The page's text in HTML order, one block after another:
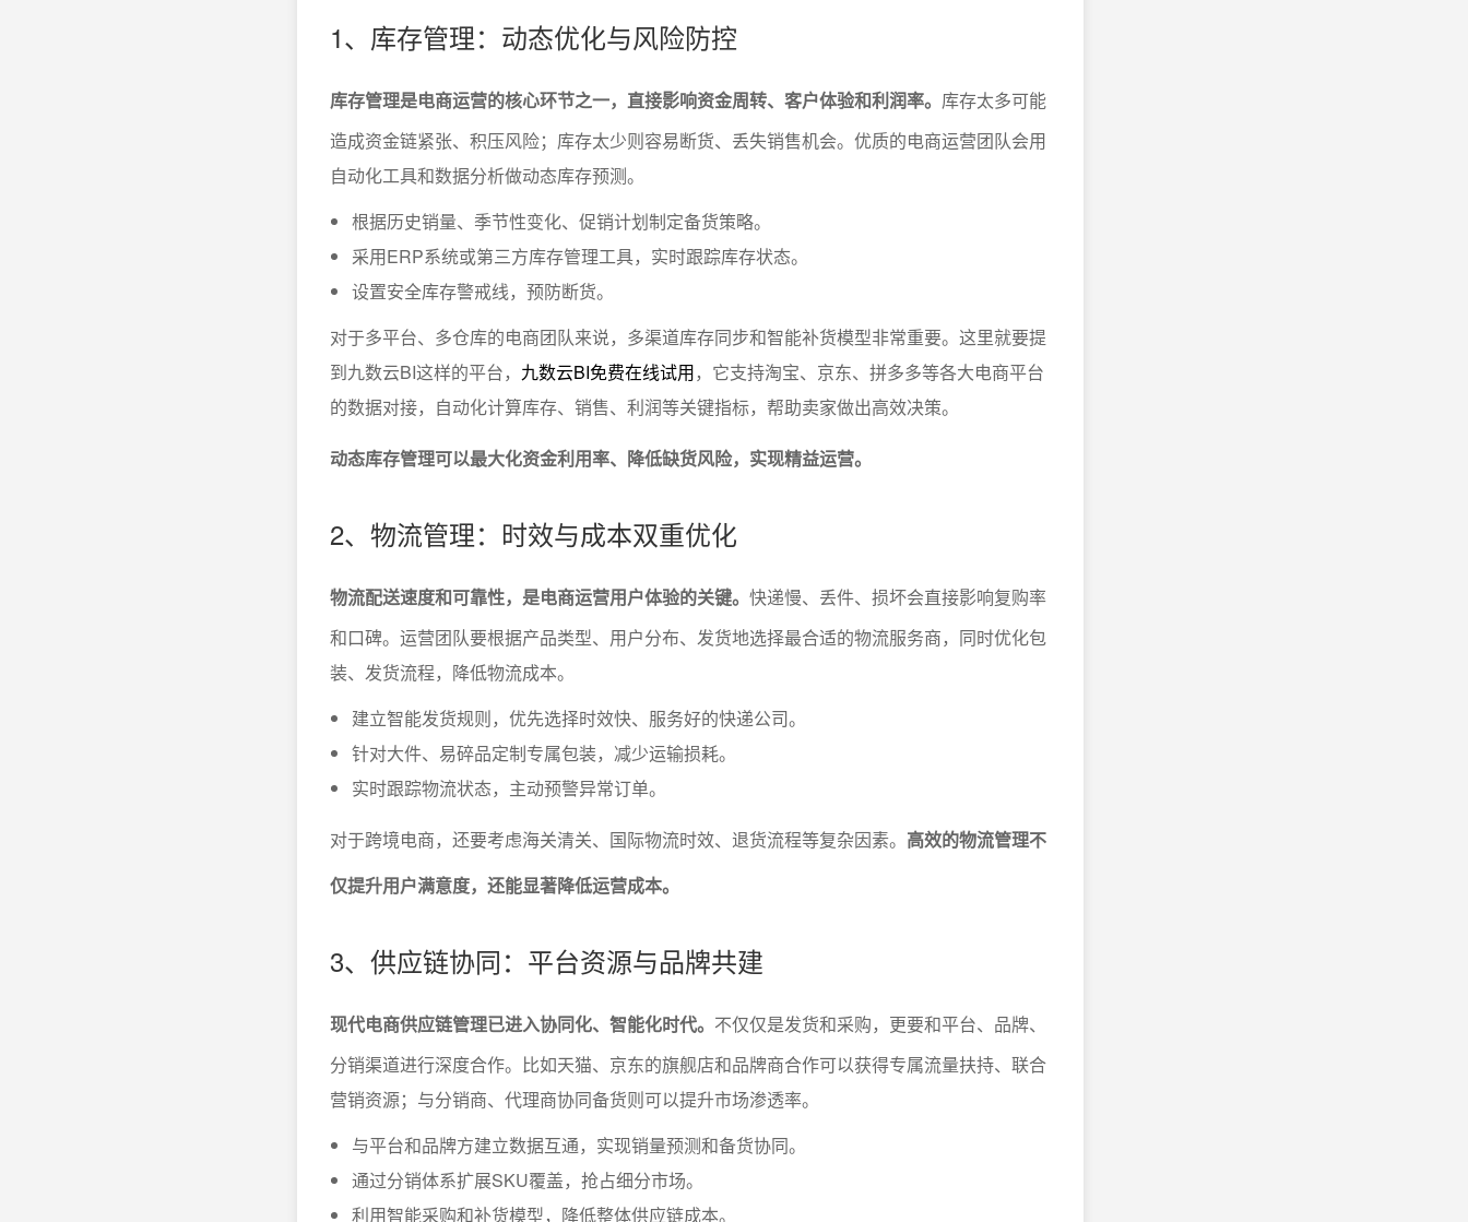
1、库存管理：动态优化与风险防控
库存管理是电商运营的核心环节之一，直接影响资金周转、客户体验和利润率。 库存太多可能
造成资金链紧张、积压风险；库存太少则容易断货、丢失销售机会。优质的电商运营团队会用
自动化工具和数据分析做动态库存预测。
根据历史销量、季节性变化、促销计划制定备货策略。
采用ERP系统或第三方库存管理工具，实时跟踪库存状态。
设置安全库存警戒线，预防断货。
对于多平台、多仓库的电商团队来说，多渠道库存同步和智能补货模型非常重要。这里就要提
到九数云BI这样的平台， 九数云BI免费在线试用，它支持淘宝、京东、拼多多等各大电商平台
的数据对接，自动化计算库存、销售、利润等关键指标，帮助卖家做出高效决策。
动态库存管理可以最大化资金利用率、降低缺货风险，实现精益运营。
2、物流管理：时效与成本双重优化
物流配送速度和可靠性，是电商运营用户体验的关键。 快递慢、丢件、损坏会直接影响复购率
和口碑。运营团队要根据产品类型、用户分布、发货地选择最合适的物流服务商，同时优化包
装、发货流程，降低物流成本。
建立智能发货规则，优先选择时效快、服务好的快递公司。
针对大件、易碎品定制专属包装，减少运输损耗。
实时跟踪物流状态，主动预警异常订单。
对于跨境电商，还要考虑海关清关、国际物流时效、退货流程等复杂因素。 高效的物流管理不
仅提升用户满意度，还能显著降低运营成本。
3、供应链协同：平台资源与品牌共建
现代电商供应链管理已进入协同化、智能化时代。 不仅仅是发货和采购，更要和平台、品牌、
分销渠道进行深度合作。比如天猫、京东的旗舰店和品牌商合作可以获得专属流量扶持、联合
营销资源；与分销商、代理商协同备货则可以提升市场渗透率。
与平台和品牌方建立数据互通，实现销量预测和备货协同。
通过分销体系扩展SKU覆盖，抢占细分市场。
利用智能采购和补货模型，降低整体供应链成本。